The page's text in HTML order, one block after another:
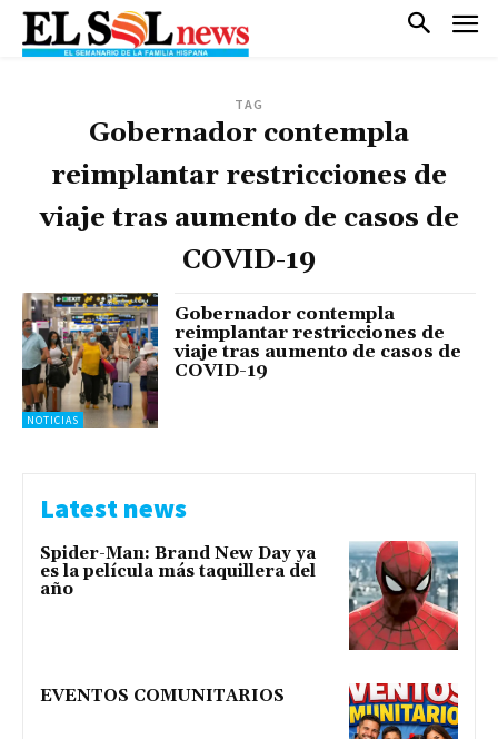
TAG
Gobernador contempla
reimplantar restricciones de
viaje tras aumento de casos de
COVID-19
NOTICIAS
Gobernador contempla
reimplantar restricciones de
viaje tras aumento de casos de
COVID-19
Latest news
Spider-Man: Brand New Day ya
es la película más taquillera del
año
EVENTOS COMUNITARIOS